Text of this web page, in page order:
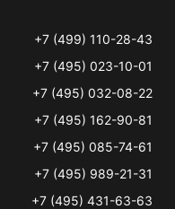
+7 (499) 110-28-43
+7 (495) 023-10-01
+7 (495) 032-08-22
+7 (495) 162-90-81
+7 (495) 085-74-61
+7 (495) 989-21-31
+7 (495) 431-63-63